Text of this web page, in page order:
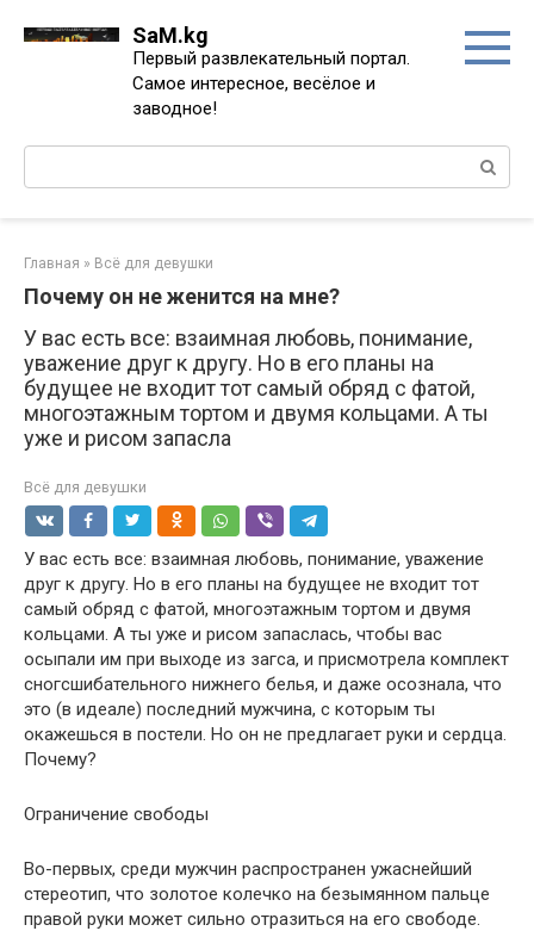
SaM.kg
Первый развлекательный портал.
Самое интересное, весёлое и
заводное!
Поиск:
Главная » Всё для девушки
Почему он не женится на мне?
У вас есть все: взаимная любовь, понимание,
уважение друг к другу. Но в его планы на
будущее не входит тот самый обряд с фатой,
многоэтажным тортом и двумя кольцами. А ты
уже и рисом запасла
Всё для девушки
У вас есть все: взаимная любовь, понимание, уважение
друг к другу. Но в его планы на будущее не входит тот
самый обряд с фатой, многоэтажным тортом и двумя
кольцами. А ты уже и рисом запаслась, чтобы вас
осыпали им при выходе из загса, и присмотрела комплект
сногсшибательного нижнего белья, и даже осознала, что
это (в идеале) последний мужчина, с которым ты
окажешься в постели. Но он не предлагает руки и сердца.
Почему?
Ограничение свободы
Во-первых, среди мужчин распространен ужаснейший
стереотип, что золотое колечко на безымянном пальце
правой руки может сильно отразиться на его свободе.